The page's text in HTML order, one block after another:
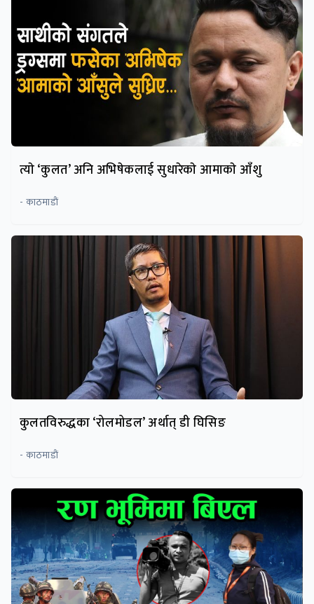
त्याे ‘कुलत’ अनि अभिषेकलाई सुधारेकाे आमाकाे आँशु
- काठमाडाैं
कुलतविरुद्धका ‘रोलमोडल’ अर्थात् डी घिसिङ
- काठमाडाैं